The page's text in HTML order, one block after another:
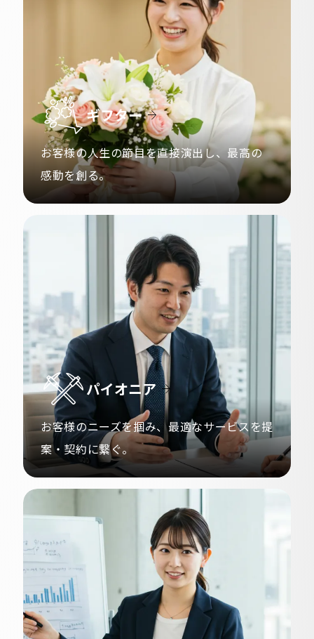
ギフター
お客様の人生の節目を直接演出し、最高の
感動を創る。
パイオニア
お客様のニーズを掴み、最適なサービスを提
案・契約に繋ぐ。